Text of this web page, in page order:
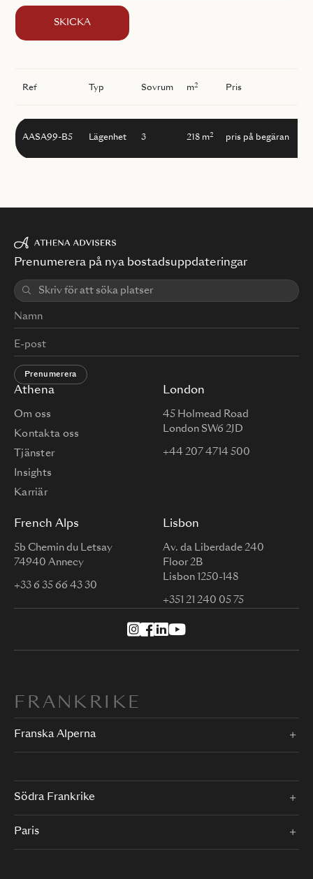
SKICKA
Ref Typ Sovrum m2 Pris
AASA99-B5 Lägenhet 3 218 m2 pris på begäran
Athena
Om oss
Kontakta oss
Tjänster
Insights
Karriär
London
45 Holmead Road
London SW6 2JD
+44 207 4714 500
French Alps
5b Chemin du Letsay
74940 Annecy
+33 6 35 66 43 30
Lisbon
Av. da Liberdade 240
Floor 2B
Lisbon 1250-148
+351 21 240 05 75
Prenumerera på nya bostadsuppdateringar
Prenumerera
FRANKRIKE
Franska Alperna
Södra Frankrike
Paris